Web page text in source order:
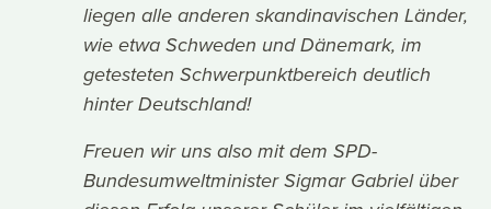
liegen alle anderen skandinavischen Länder,
wie etwa Schweden und Dänemark, im
getesteten Schwerpunktbereich deutlich
hinter Deutschland!
Freuen wir uns also mit dem SPD-
Bundesumweltminister Sigmar Gabriel über